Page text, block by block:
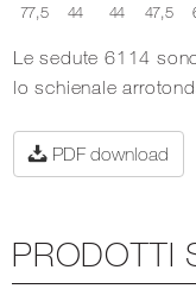
77,5 44 44 47,5
Le sedute 6114
lo schienale
PDF download
PRODOTTI